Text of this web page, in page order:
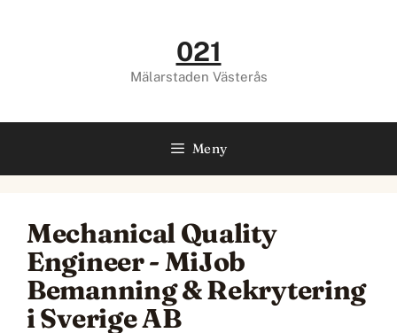
021
Mälarstaden Västerås
Meny
Mechanical Quality
Engineer - MiJob
Bemanning & Rekrytering
i Sverige AB